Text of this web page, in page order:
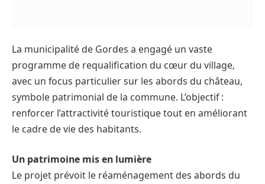
La municipalité de Gordes a engagé un vaste
programme de requalification du cœur du village,
avec un focus particulier sur les abords du château,
symbole patrimonial de la commune. L’objectif :
renforcer l’attractivité touristique tout en améliorant
le cadre de vie des habitants.
Un patrimoine mis en lumière
Le projet prévoit le réaménagement des abords du